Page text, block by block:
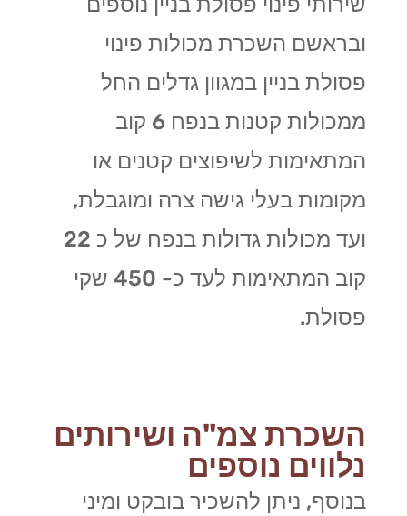
ובראשם השכרת מכולות פינוי
פסולת בניין במגוון גדלים החל
ממכולות קטנות בנפח 6 קוב
המתאימות לשיפוצים קטנים או
מקומות בעלי גישה צרה ומוגבלת,
ועד מכולות גדולות בנפח של כ 22
קוב המתאימות לעד כ- 450 שקי
פסולת.
השכרת צמ"ה ושירותים
נלווים נוספים
בנוסף, ניתן להשכיר בובקט ומיני